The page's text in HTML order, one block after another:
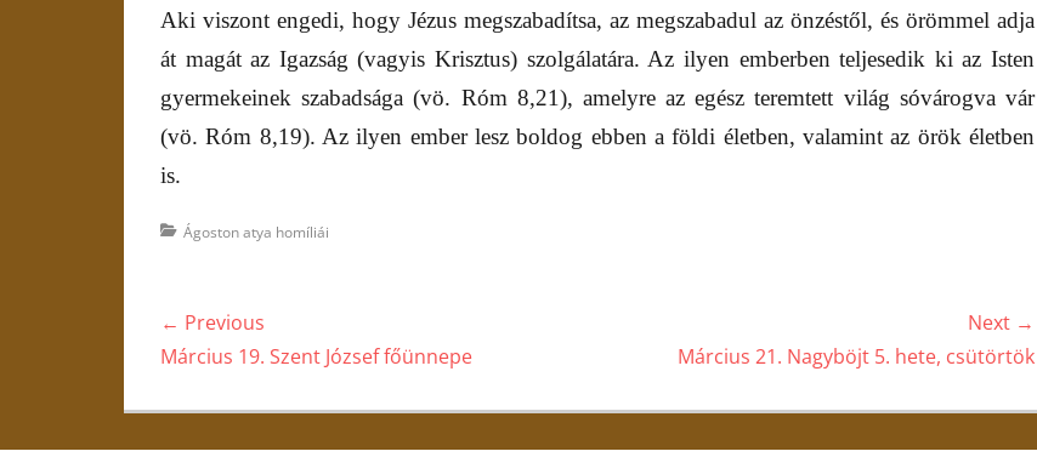
Aki viszont engedi, hogy Jézus megszabadítsa, az megszabadul az önzéstől, és örömmel adja
át magát az Igazság (vagyis Krisztus) szolgálatára. Az ilyen emberben teljesedik ki az Isten
gyermekeinek szabadsága (vö. Róm 8,21), amelyre az egész teremtett világ sóvárogva vár
(vö. Róm 8,19). Az ilyen ember lesz boldog ebben a földi életben, valamint az örök életben
is.
Categories
Ágoston atya homíliái
Bejegyzés
navigáció
← Previous
Previous
Március 19. Szent József főünnepe
Next →
Március 21. Nagyböjt 5. hete, csütörtök